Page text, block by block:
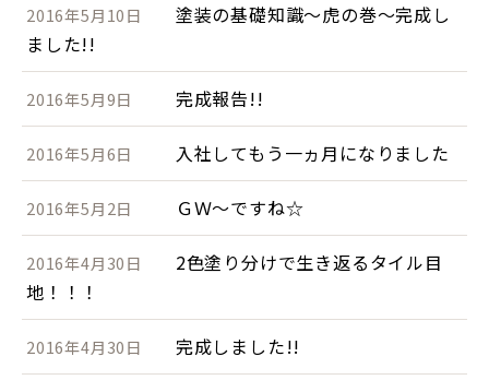
2016年5月10日
塗装の基礎知識～虎の巻～完成し
ました!!
2016年5月9日 完成報告!!
2016年5月6日 入社してもう一ヵ月になりました
2016年5月2日 ＧＷ～ですね☆
2016年4月30日
2色塗り分けで生き返るタイル目
地！！！
2016年4月30日 完成しました!!